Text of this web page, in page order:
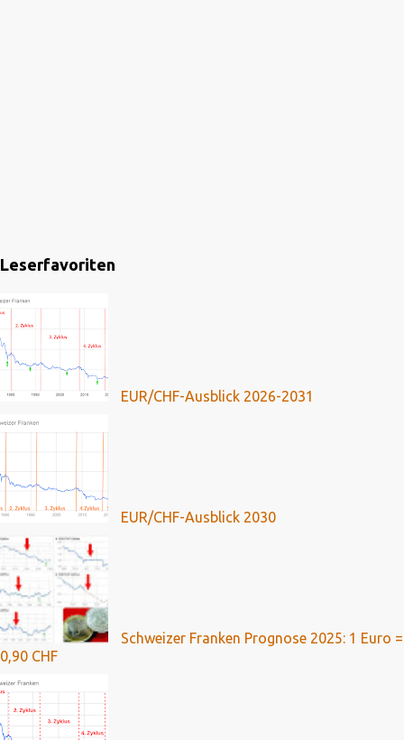
Leserfavoriten
EUR/CHF-Ausblick 2026-2031
EUR/CHF-Ausblick 2030
Schweizer Franken Prognose 2025: 1 Euro =
0,90 CHF